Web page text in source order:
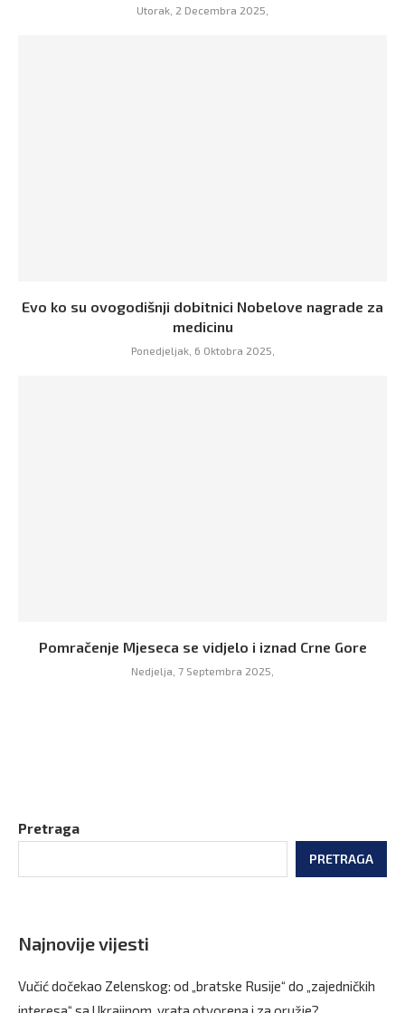
Utorak, 2 Decembra 2025,
Evo ko su ovogodišnji dobitnici Nobelove nagrade za
medicinu
Ponedjeljak, 6 Oktobra 2025,
Pomračenje Mjeseca se vidjelo i iznad Crne Gore
Nedjelja, 7 Septembra 2025,
Pretraga
PRETRAGA
Najnovije vijesti
Vučić dočekao Zelenskog: od „bratske Rusije“ do „zajedničkih